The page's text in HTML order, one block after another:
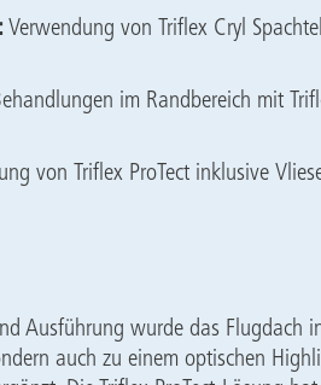
Verwendung von Triflex Cryl
im Randbereich mit
von Triflex ProTect inklusive
Ausführung wurde das Flugdach
auch zu einem optischen